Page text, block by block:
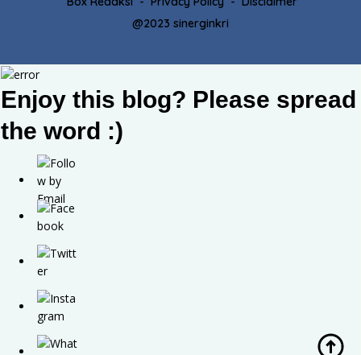
@2023 sinerginkri
Enjoy this blog? Please spread
the word :)